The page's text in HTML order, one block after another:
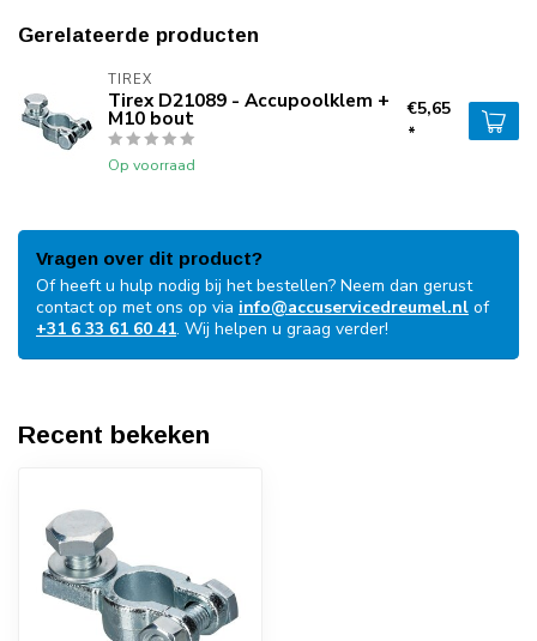
Gerelateerde producten
TIREX
Tirex D21089 - Accupoolklem +
M10 bout
Op voorraad
€5,65
*
Vragen over dit product?
Of heeft u hulp nodig bij het bestellen? Neem dan gerust
contact op met ons op via info@accuservicedreumel.nl of
+31 6 33 61 60 41. Wij helpen u graag verder!
Recent bekeken